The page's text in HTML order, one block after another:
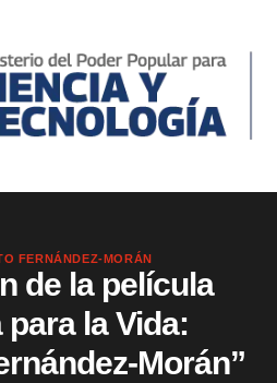
FERNÁNDEZ-MORÁN
de la película
para la Vida:
Morán”